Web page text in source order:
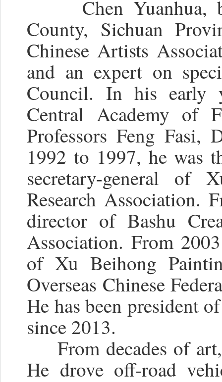
Chen
County, Sichuan
Chinese Artists
and an expert on
Council. In his early
Central Academy of
Professors Feng Fasi,
1992 to 1997, he was
secretary-general of
Research Association.
director of Bashu
Association. From
of Xu Beihong
Overseas Chinese
He has been president
since 2013.
From decades of
He drove off-road